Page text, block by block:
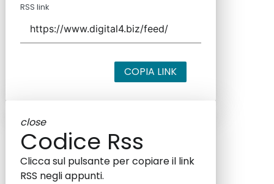
RSS link
COPIA LINK
close
Codice Rss
Clicca sul pulsante per copiare il link
RSS negli appunti.